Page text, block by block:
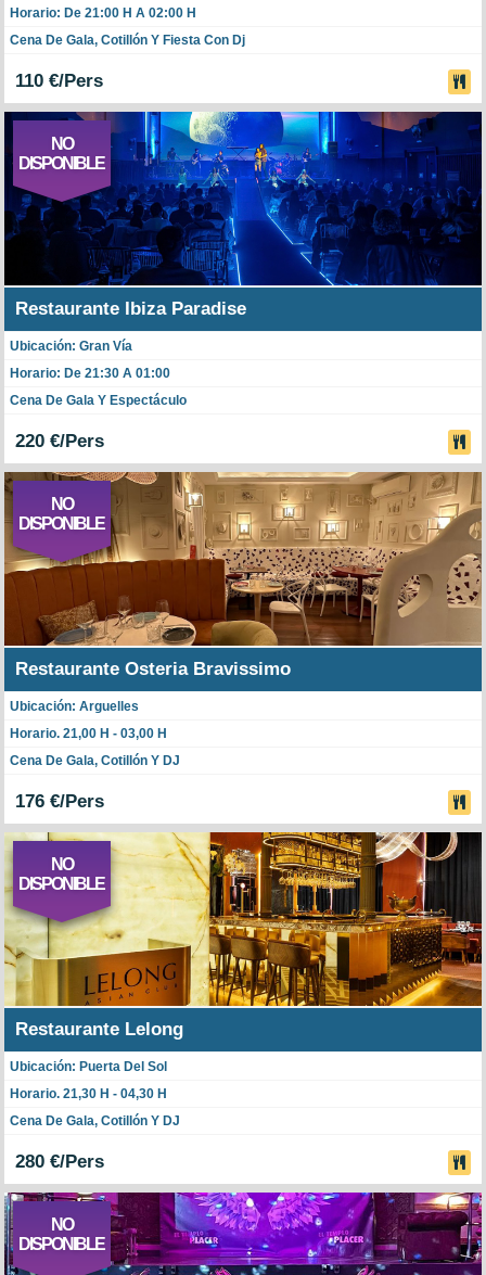
Horario: De 21:00 H A 02:00 H
Cena De Gala, Cotillón Y Fiesta Con Dj
110 €/Pers
NO
DISPONIBLE
Restaurante Ibiza Paradise
Ubicación: Gran Vía
Horario: De 21:30 A 01:00
Cena De Gala Y Espectáculo
220 €/Pers
NO
DISPONIBLE
Restaurante Osteria Bravissimo
Ubicación: Arguelles
Horario. 21,00 H - 03,00 H
Cena De Gala, Cotillón Y DJ
176 €/Pers
NO
DISPONIBLE
Restaurante Lelong
Ubicación: Puerta Del Sol
Horario. 21,30 H - 04,30 H
Cena De Gala, Cotillón Y DJ
280 €/Pers
NO
DISPONIBLE